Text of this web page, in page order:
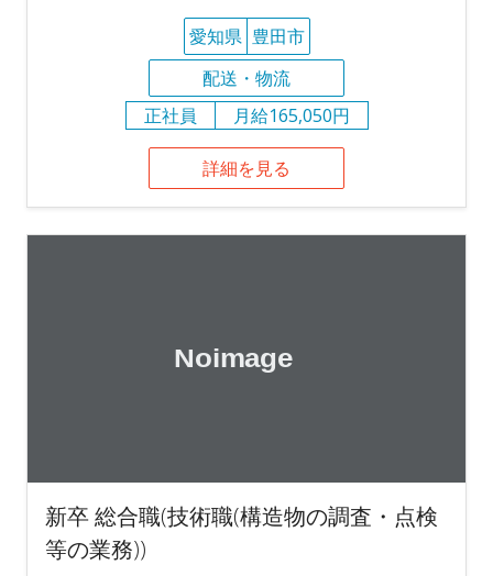
愛知県 豊田市
配送・物流
正社員
月給165,050円
詳細を見る
新卒 総合職(技術職(構造物の調査・点検
等の業務))